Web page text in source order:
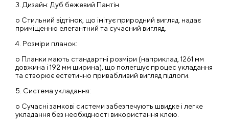
3. Дизайн: Дуб бежевий Пантін
o Стильний відтінок, що імітує природний вигляд, надає
приміщенню елегантний та сучасний вигляд.
4. Розміри планок:
o Планки мають стандартні розміри (наприклад, 1261 мм
довжина і 192 мм ширина), що полегшує процес укладання
та створює естетично привабливий вигляд підлоги.
5. Система укладання:
o Сучасні замкові системи забезпечують швидке і легке
укладання без необхідності використання клею.